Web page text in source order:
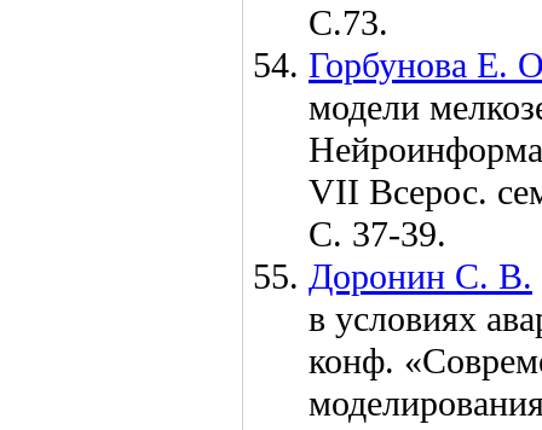
С.73.
Горбунова Е.
модели
VII Всерос.
С. 37-39.
Доронин С. В.
в условиях
конф.